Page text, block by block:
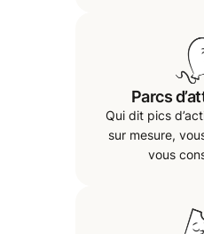
Parcs
Qui dit pics
sur mesure,
vous